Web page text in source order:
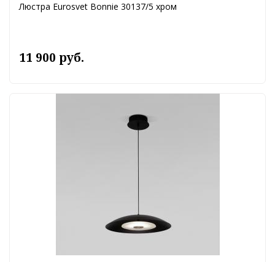
Люстра Eurosvet Bonnie 30137/5 хром
11 900 руб.